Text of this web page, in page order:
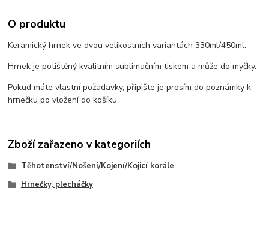
O produktu
Keramický hrnek ve dvou velikostních variantách 330ml/450ml.
Hrnek je potištěný kvalitním sublimačním tiskem a může do myčky.
Pokud máte vlastní požadavky, připište je prosím do poznámky k
hrnečku po vložení do košíku.
Zboží zařazeno v kategoriích
Těhotenství/Nošení/Kojení/Kojicí korále
Hrnečky, plecháčky